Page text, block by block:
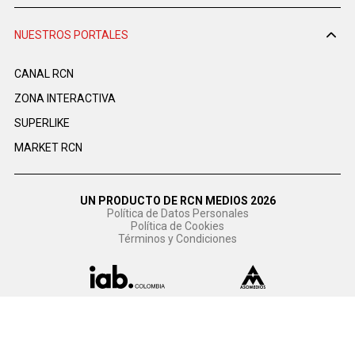
NUESTROS PORTALES
CANAL RCN
ZONA INTERACTIVA
SUPERLIKE
MARKET RCN
UN PRODUCTO DE RCN MEDIOS 2026
Política de Datos Personales
Política de Cookies
Términos y Condiciones